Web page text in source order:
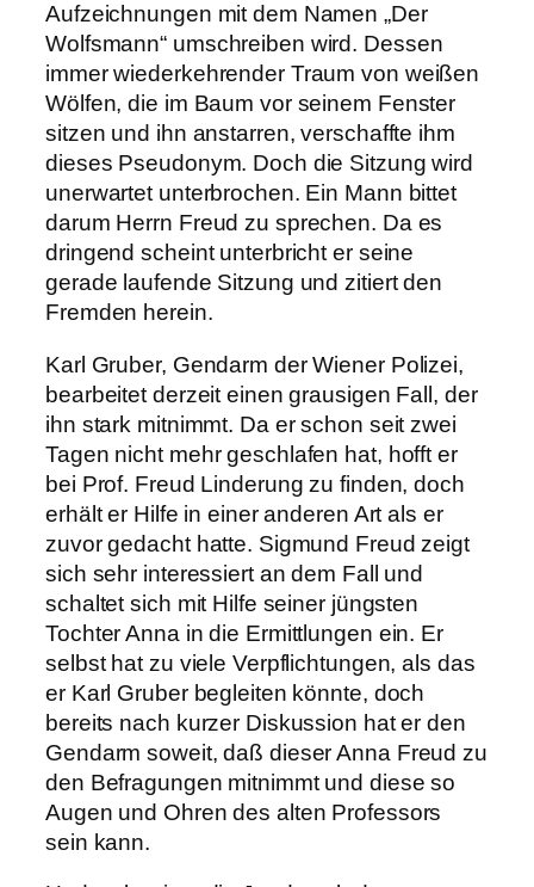
Aufzeichnungen mit dem Namen „Der
Wolfsmann“ umschreiben wird. Dessen
immer wiederkehrender Traum von weißen
Wölfen, die im Baum vor seinem Fenster
sitzen und ihn anstarren, verschaffte ihm
dieses Pseudonym. Doch die Sitzung wird
unerwartet unterbrochen. Ein Mann bittet
darum Herrn Freud zu sprechen. Da es
dringend scheint unterbricht er seine
gerade laufende Sitzung und zitiert den
Fremden herein.
Karl Gruber, Gendarm der Wiener Polizei,
bearbeitet derzeit einen grausigen Fall, der
ihn stark mitnimmt. Da er schon seit zwei
Tagen nicht mehr geschlafen hat, hofft er
bei Prof. Freud Linderung zu finden, doch
erhält er Hilfe in einer anderen Art als er
zuvor gedacht hatte. Sigmund Freud zeigt
sich sehr interessiert an dem Fall und
schaltet sich mit Hilfe seiner jüngsten
Tochter Anna in die Ermittlungen ein. Er
selbst hat zu viele Verpflichtungen, als das
er Karl Gruber begleiten könnte, doch
bereits nach kurzer Diskussion hat er den
Gendarm soweit, daß dieser Anna Freud zu
den Befragungen mitnimmt und diese so
Augen und Ohren des alten Professors
sein kann.